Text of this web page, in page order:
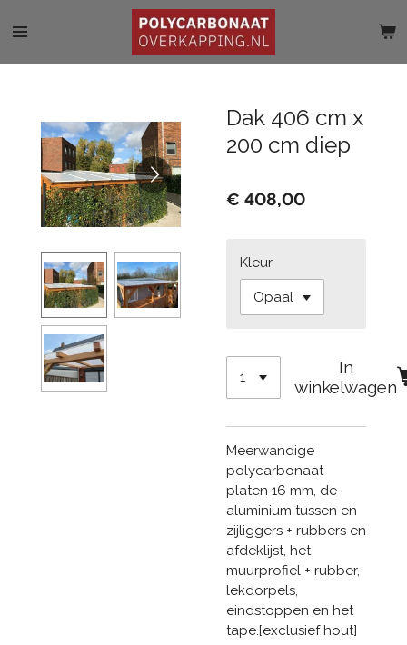
direct
Dak 406 cm x
200 cm diep
€ 408,00
Kleur
In
winkelwagen
Meerwandige
polycarbonaat
platen 16 mm, de
aluminium tussen en
zijliggers + rubbers en
afdeklijst, het
muurprofiel + rubber,
lekdorpels,
eindstoppen en het
tape.[exclusief hout]